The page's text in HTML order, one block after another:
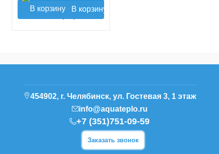
В корзину
454902, г. Челябинск, ул. Гостевая 3, 1 этаж
info@aquateplo.ru
+7 (351)751-09-59
Заказать звонок